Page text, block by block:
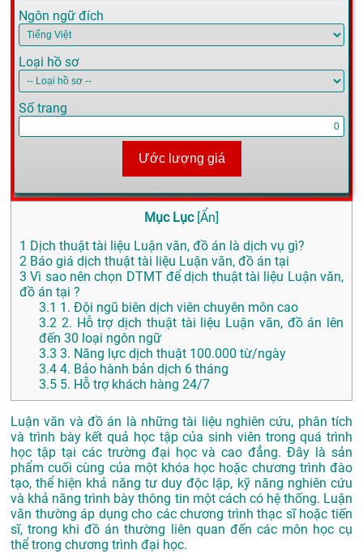
Ngôn ngữ đích
Loại hồ sơ
Số trang
Ước lượng giá
Mục Lục [Ẩn]
1 Dịch thuật tài liệu Luận văn, đồ án là dịch vụ gì?
2 Báo giá dịch thuật tài liệu Luận văn, đồ án tại
3 Vì sao nên chọn DTMT để dịch thuật tài liệu Luận văn,
đồ án tại ?
3.1 1. Đội ngũ biên dịch viên chuyên môn cao
3.2 2. Hỗ trợ dịch thuật tài liệu Luận văn, đồ án lên
đến 30 loại ngôn ngữ
3.3 3. Năng lực dịch thuật 100.000 từ/ngày
3.4 4. Bảo hành bản dịch 6 tháng
3.5 5. Hỗ trợ khách hàng 24/7
Luận văn và đồ án là những tài liệu nghiên cứu, phân tích
và trình bày kết quả học tập của sinh viên trong quá trình
học tập tại các trường đại học và cao đẳng. Đây là sản
phẩm cuối cùng của một khóa học hoặc chương trình đào
tạo, thể hiện khả năng tư duy độc lập, kỹ năng nghiên cứu
và khả năng trình bày thông tin một cách có hệ thống. Luận
văn thường áp dụng cho các chương trình thạc sĩ hoặc tiến
sĩ, trong khi đồ án thường liên quan đến các môn học cụ
thể trong chương trình đại học.